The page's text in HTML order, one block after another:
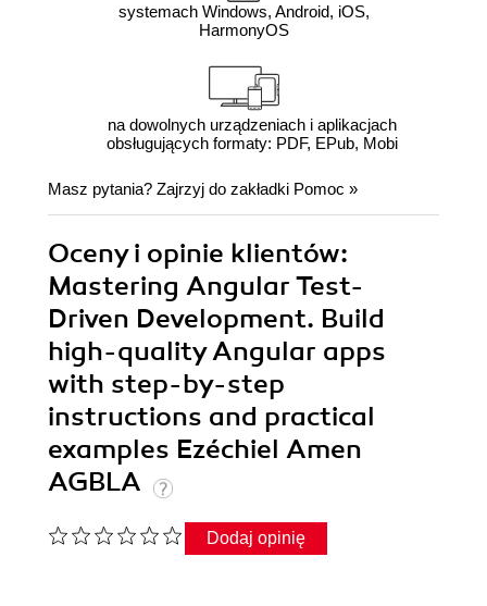
systemach Windows, Android, iOS,
HarmonyOS
na dowolnych urządzeniach i aplikacjach
obsługujących formaty: PDF, EPub, Mobi
Masz pytania? Zajrzyj do zakładki Pomoc »
Oceny i opinie klientów:
Mastering Angular Test-
Driven Development. Build
high-quality Angular apps
with step-by-step
instructions and practical
examples Ezéchiel Amen
AGBLA
Dodaj opinię